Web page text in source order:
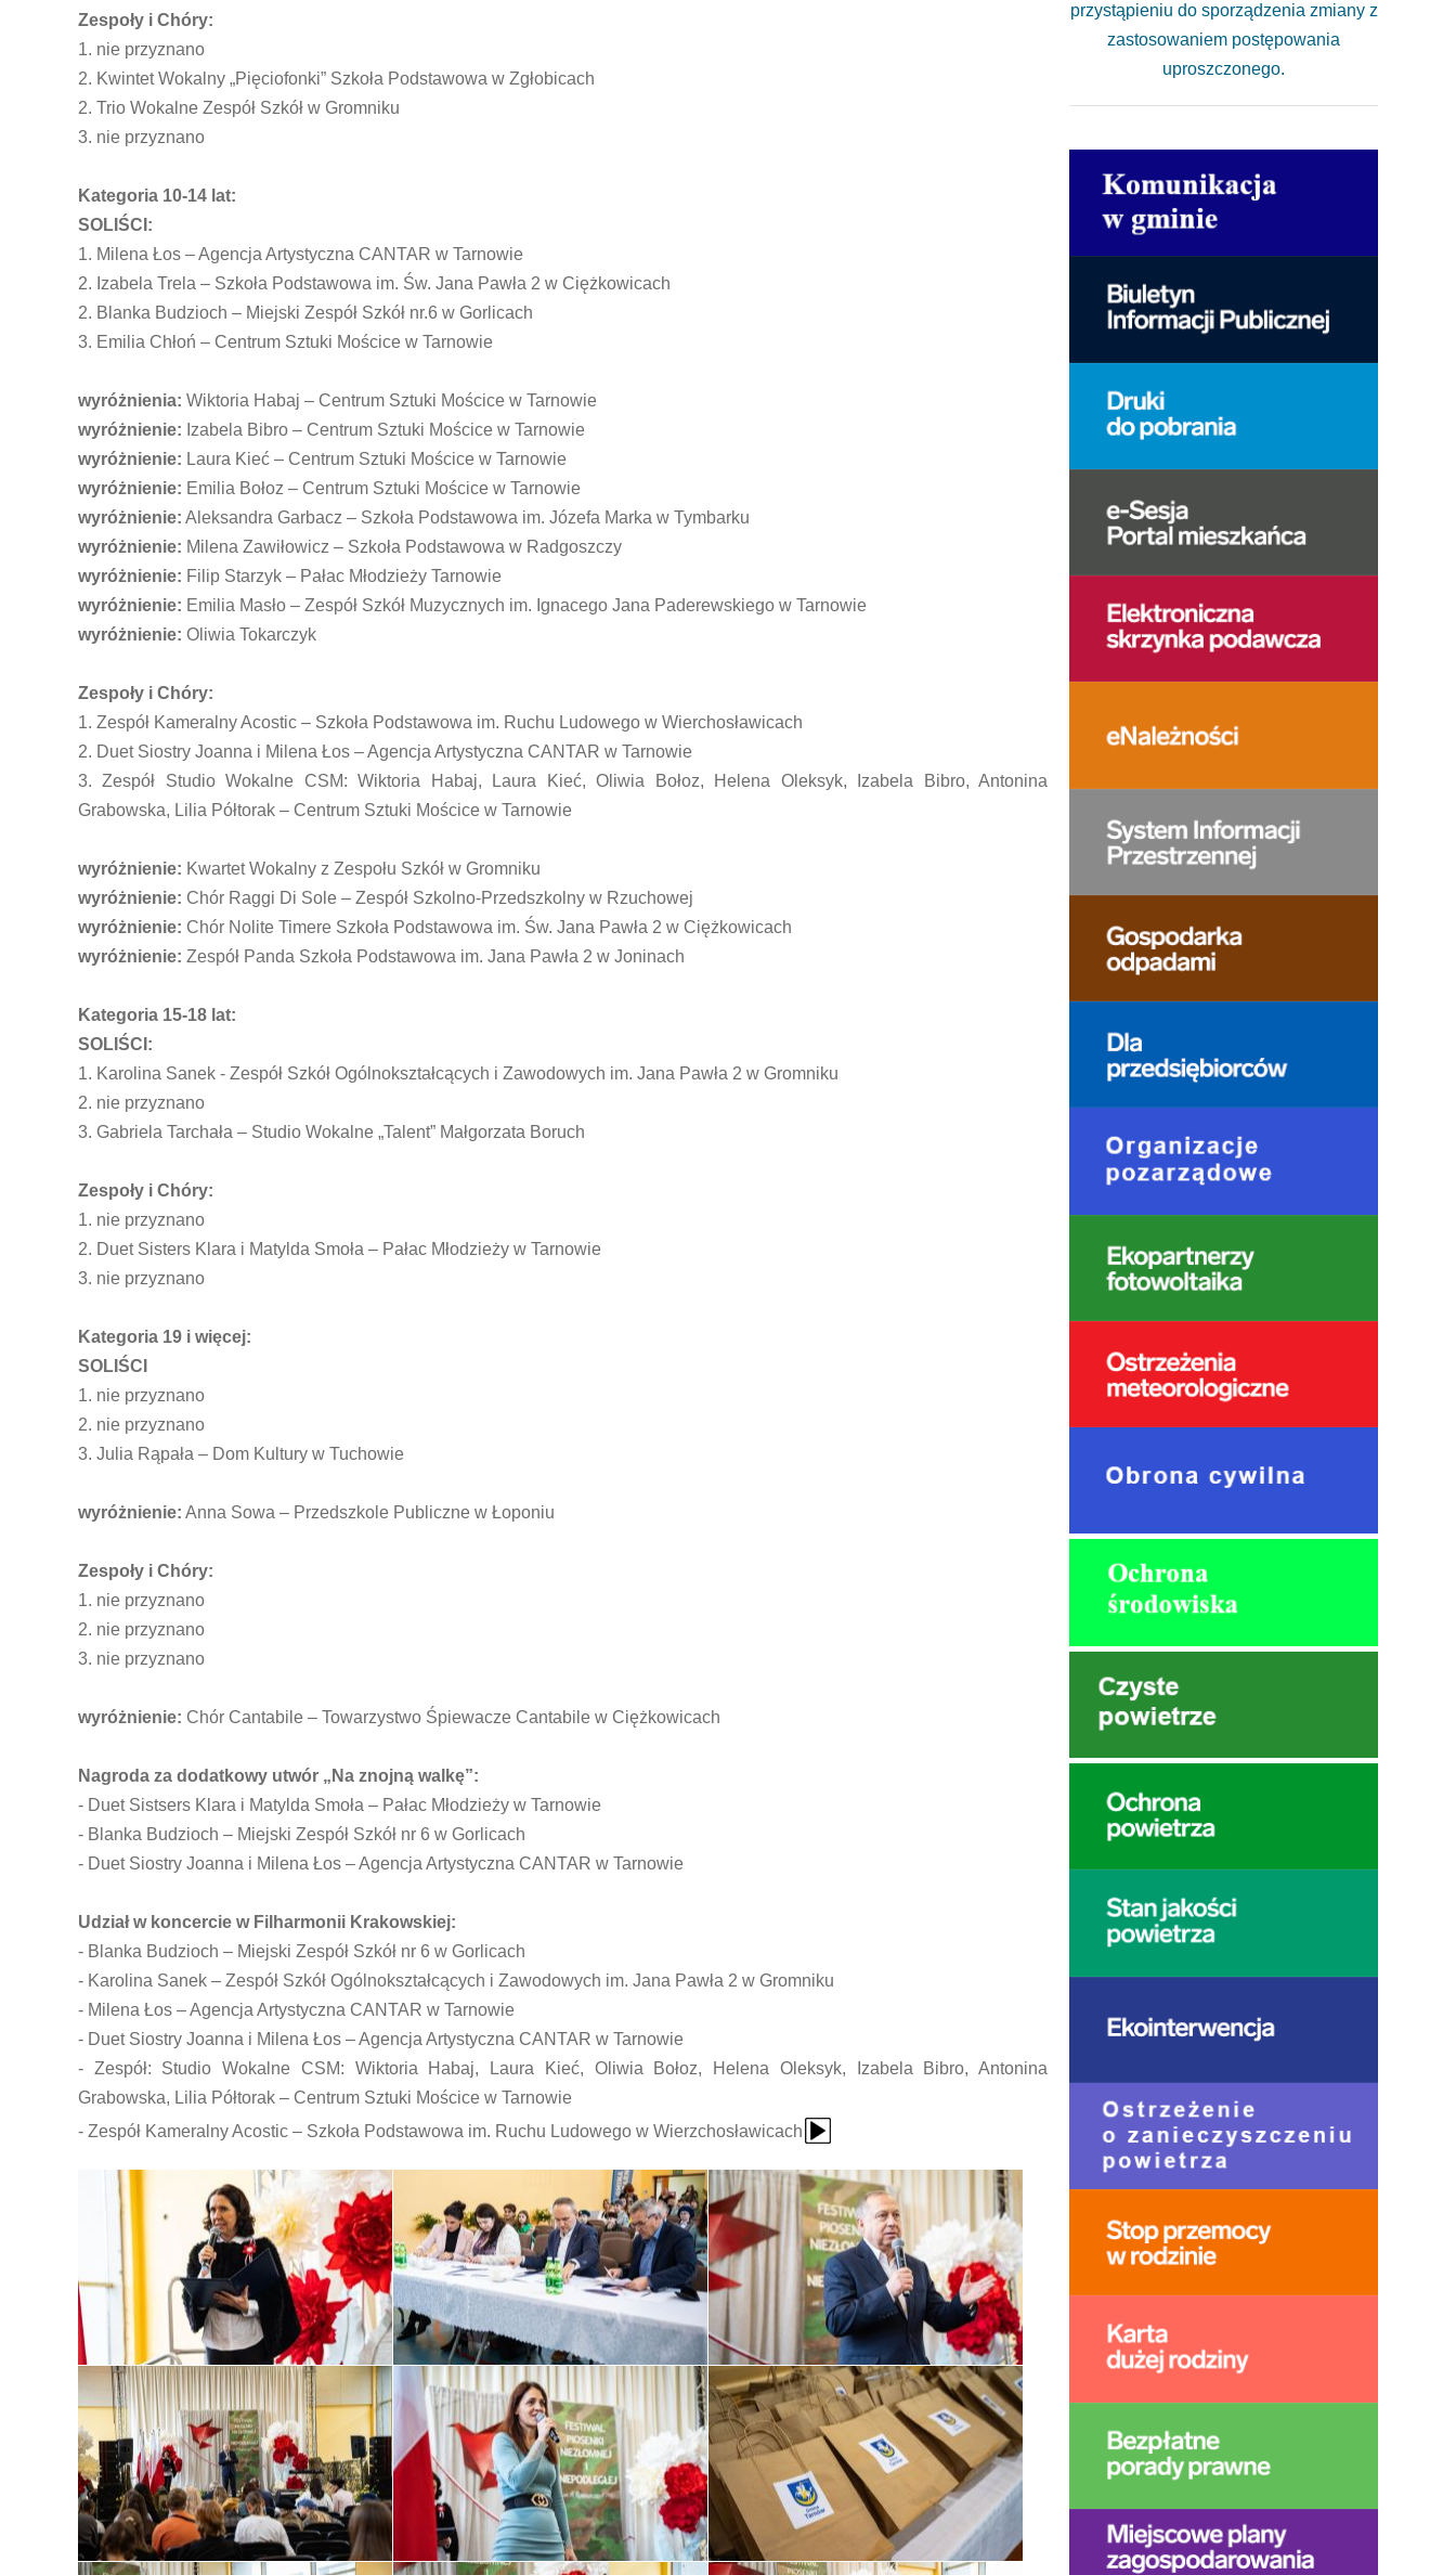
Zespoły i Chóry:
1. nie przyznano
2. Kwintet Wokalny „Pięciofonki” Szkoła Podstawowa w Zgłobicach
2. Trio Wokalne Zespół Szkół w Gromniku
3. nie przyznano
Kategoria 10-14 lat:
SOLIŚCI:
1. Milena Łos – Agencja Artystyczna CANTAR w Tarnowie
2. Izabela Trela – Szkoła Podstawowa im. Św. Jana Pawła 2 w Ciężkowicach
2. Blanka Budzioch – Miejski Zespół Szkół nr.6 w Gorlicach
3. Emilia Chłoń – Centrum Sztuki Mościce w Tarnowie
wyróżnienia: Wiktoria Habaj – Centrum Sztuki Mościce w Tarnowie
wyróżnienie: Izabela Bibro – Centrum Sztuki Mościce w Tarnowie
wyróżnienie: Laura Kieć – Centrum Sztuki Mościce w Tarnowie
wyróżnienie: Emilia Bołoz – Centrum Sztuki Mościce w Tarnowie
wyróżnienie: Aleksandra Garbacz – Szkoła Podstawowa im. Józefa Marka w Tymbarku
wyróżnienie: Milena Zawiłowicz – Szkoła Podstawowa w Radgoszczy
wyróżnienie: Filip Starzyk – Pałac Młodzieży Tarnowie
wyróżnienie: Emilia Masło – Zespół Szkół Muzycznych im. Ignacego Jana Paderewskiego w Tarnowie
wyróżnienie: Oliwia Tokarczyk
Zespoły i Chóry:
1. Zespół Kameralny Acostic – Szkoła Podstawowa im. Ruchu Ludowego w Wierchosławicach
2. Duet Siostry Joanna i Milena Łos – Agencja Artystyczna CANTAR w Tarnowie
3. Zespół Studio Wokalne CSM: Wiktoria Habaj, Laura Kieć, Oliwia Bołoz, Helena Oleksyk, Izabela Bibro, Antonina
Grabowska, Lilia Półtorak – Centrum Sztuki Mościce w Tarnowie
wyróżnienie: Kwartet Wokalny z Zespołu Szkół w Gromniku
wyróżnienie: Chór Raggi Di Sole – Zespół Szkolno-Przedszkolny w Rzuchowej
wyróżnienie: Chór Nolite Timere Szkoła Podstawowa im. Św. Jana Pawła 2 w Ciężkowicach
wyróżnienie: Zespół Panda Szkoła Podstawowa im. Jana Pawła 2 w Joninach
Kategoria 15-18 lat:
SOLIŚCI:
1. Karolina Sanek - Zespół Szkół Ogólnokształcących i Zawodowych im. Jana Pawła 2 w Gromniku
2. nie przyznano
3. Gabriela Tarchała – Studio Wokalne „Talent” Małgorzata Boruch
Zespoły i Chóry:
1. nie przyznano
2. Duet Sisters Klara i Matylda Smoła – Pałac Młodzieży w Tarnowie
3. nie przyznano
Kategoria 19 i więcej:
SOLIŚCI
1. nie przyznano
2. nie przyznano
3. Julia Rąpała – Dom Kultury w Tuchowie
wyróżnienie: Anna Sowa – Przedszkole Publiczne w Łoponiu
Zespoły i Chóry:
1. nie przyznano
2. nie przyznano
3. nie przyznano
wyróżnienie: Chór Cantabile – Towarzystwo Śpiewacze Cantabile w Ciężkowicach
Nagroda za dodatkowy utwór „Na znojną walkę”:
- Duet Sistsers Klara i Matylda Smoła – Pałac Młodzieży w Tarnowie
- Blanka Budzioch – Miejski Zespół Szkół nr 6 w Gorlicach
- Duet Siostry Joanna i Milena Łos – Agencja Artystyczna CANTAR w Tarnowie
Udział w koncercie w Filharmonii Krakowskiej:
- Blanka Budzioch – Miejski Zespół Szkół nr 6 w Gorlicach
- Karolina Sanek – Zespół Szkół Ogólnokształcących i Zawodowych im. Jana Pawła 2 w Gromniku
- Milena Łos – Agencja Artystyczna CANTAR w Tarnowie
- Duet Siostry Joanna i Milena Łos – Agencja Artystyczna CANTAR w Tarnowie
- Zespół: Studio Wokalne CSM: Wiktoria Habaj, Laura Kieć, Oliwia Bołoz, Helena Oleksyk, Izabela Bibro, Antonina
Grabowska, Lilia Półtorak – Centrum Sztuki Mościce w Tarnowie
- Zespół Kameralny Acostic – Szkoła Podstawowa im. Ruchu Ludowego w Wierzchosławicach
{Play}
przystąpieniu do sporządzenia zmiany z
zastosowaniem postępowania
uproszczonego.